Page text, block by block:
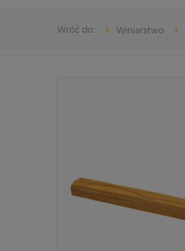
Winiarstwo